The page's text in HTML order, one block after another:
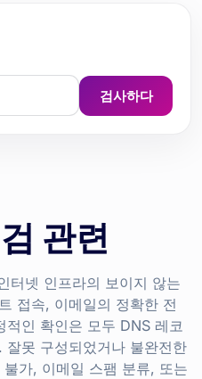
검사하다
관련
터넷 인프라의 보이지 않는
접속, 이메일의 정확한 전
인 확인은 모두 DNS 레코
잘못 구성되었거나 불완전한
가, 이메일 스팸 분류, 또는